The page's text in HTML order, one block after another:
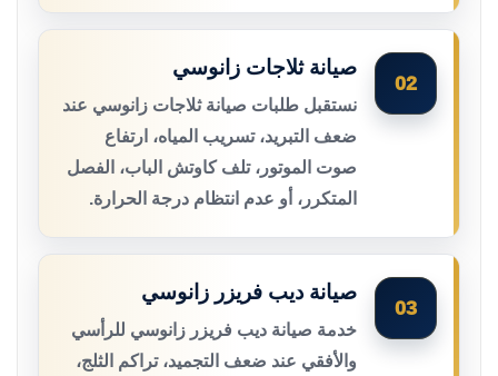
02
صيانة ثلاجات زانوسي
نستقبل طلبات صيانة ثلاجات زانوسي عند
ضعف التبريد، تسريب المياه، ارتفاع
صوت الموتور، تلف كاوتش الباب، الفصل
المتكرر، أو عدم انتظام درجة الحرارة.
03
صيانة ديب فريزر زانوسي
خدمة صيانة ديب فريزر زانوسي للرأسي
والأفقي عند ضعف التجميد، تراكم الثلج،